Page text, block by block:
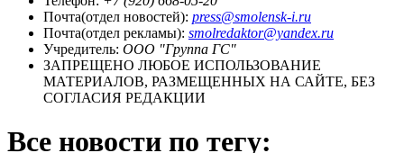
Почта(отдел новостей): press@smolensk-i.ru
Почта(отдел рекламы): smolredaktor@yandex.ru
Учредитель: ООО "Группа ГС"
ЗАПРЕЩЕНО ЛЮБОЕ ИСПОЛЬЗОВАНИЕ
МАТЕРИАЛОВ, РАЗМЕЩЕННЫХ НА САЙТЕ, БЕЗ
СОГЛАСИЯ РЕДАКЦИИ
Все новости по тегу: